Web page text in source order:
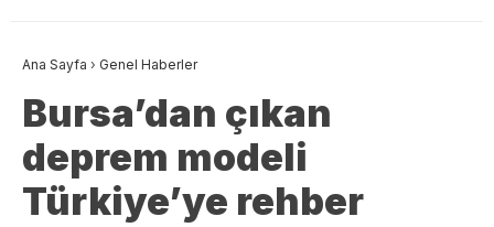
Ana Sayfa › Genel Haberler
Bursa’dan çıkan
deprem modeli
Türkiye’ye rehber